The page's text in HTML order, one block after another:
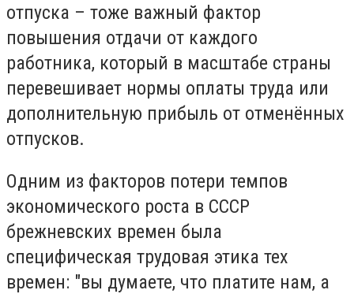
отпуска – тоже важный фактор
повышения отдачи от каждого
работника, который в масштабе страны
перевешивает нормы оплаты труда или
дополнительную прибыль от отменённых
отпусков.
Одним из факторов потери темпов
экономического роста в СССР
брежневских времен была
специфическая трудовая этика тех
времен: "вы думаете, что платите нам, а